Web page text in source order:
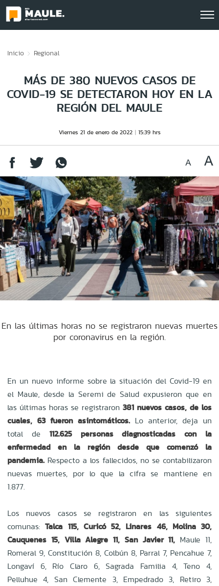
Inicio Regional
MÁS DE 380 NUEVOS CASOS DE
COVID-19 SE DETECTARON HOY EN LA
REGIÓN DEL MAULE
Viernes 21 de enero de 2022 15:39 hrs
En las últimas horas no se registraron nuevas muertes
por coronavirus en la región.
En un nuevo informe sobre la situación del Covid-19 en
el Maule, desde la Seremi de Salud expusieron que en
las últimas horas se registraron 381 nuevos casos, de los
cuales, 63 fueron asintomáticos. Lo anterior, deja un
total de 112.625 personas diagnosticadas con la
enfermedad en la región desde que comenzó la
pandemia. Respecto a los fallecidos, no se contabilizaron
nuevas muertes, por lo que la cifra se mantiene en
1.877.
Los nuevos casos se registraron en las siguientes
comunas:Talca 115, Curicó 52, Linares 46, Molina 30,
Cauquenes 15, Villa Alegre 11, San Javier 11, Maule 11,
Romeral 9, Constitución 8, Colbún 8, Parral 7, Pencahue 7,
Longaví 6, Río Claro 6, Sagrada Familia 4, Teno 4,
Pelluhue 4, San Clemente 3, Empedrado 3, Retiro 3,